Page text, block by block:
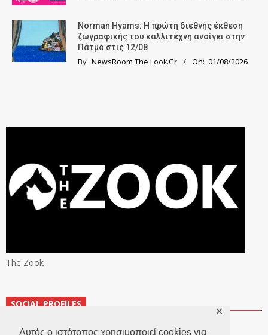
Αυτός ο ιστότοπος χρησιμοποιεί cookies για
✕
Norman Hyams: Η πρώτη διεθνής έκθεση
ζωγραφικής του καλλιτέχνη ανοίγει στην
Πάτμο στις 12/08
By: NewsRoom The Look.Gr On: 01/08/2026
The Zook
SOCIAL PROFILES